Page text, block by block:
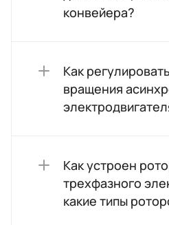
конвейера?
Как
вращения
Как устроен
трехфазного
какие типы